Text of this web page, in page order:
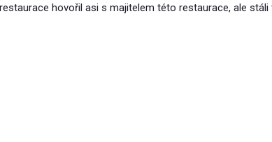
hovořil asi s majitelem této restaurace, ale stáli